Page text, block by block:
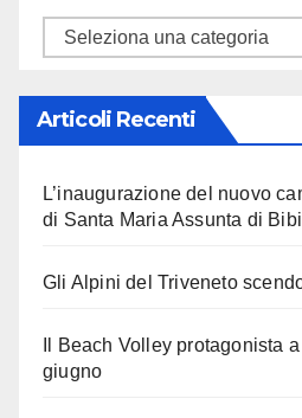
Categorie
Articoli Recenti
L’inaugurazione del nuovo
di Santa Maria Assunta di
Gli Alpini del Triveneto
Il Beach Volley protagonista
giugno